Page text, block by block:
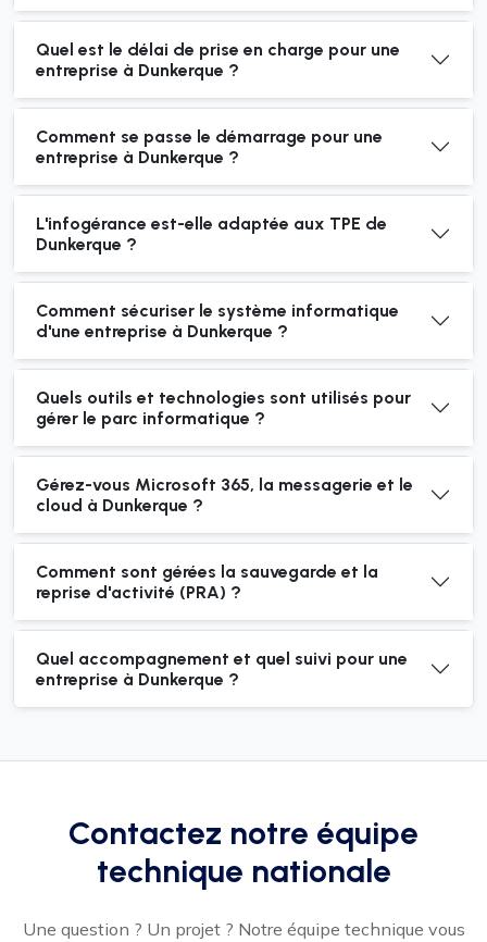
Quel est le délai de prise en charge pour une
entreprise à Dunkerque ?
Comment se passe le démarrage pour une
entreprise à Dunkerque ?
L'infogérance est-elle adaptée aux TPE de
Dunkerque ?
Comment sécuriser le système informatique
d'une entreprise à Dunkerque ?
Quels outils et technologies sont utilisés pour
gérer le parc informatique ?
Gérez-vous Microsoft 365, la messagerie et le
cloud à Dunkerque ?
Comment sont gérées la sauvegarde et la
reprise d'activité (PRA) ?
Quel accompagnement et quel suivi pour une
entreprise à Dunkerque ?
Contactez notre équipe
technique nationale
Une question ? Un projet ? Notre équipe technique vous